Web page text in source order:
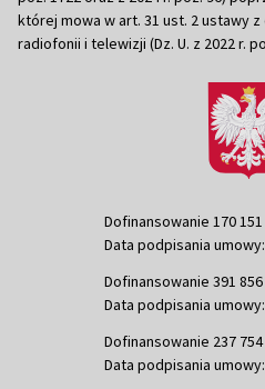
której mowa w art. 31 ust. 2 ustawy z
radiofonii i telewizji (Dz. U. z 2022 r.
Dofinansowanie 170 151
Data podpisania umowy:
Dofinansowanie 391 856
Data podpisania umowy:
Dofinansowanie 237 754
Data podpisania umowy: